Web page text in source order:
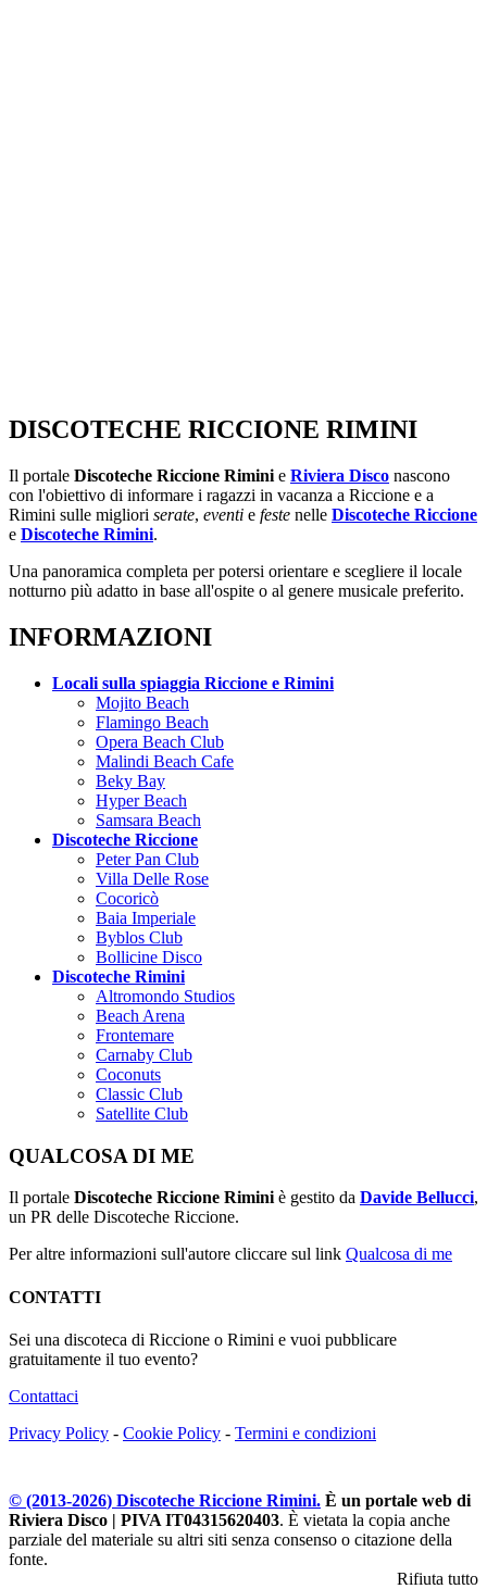
DISCOTECHE RICCIONE RIMINI
Il portale Discoteche Riccione Rimini e Riviera Disco nascono
con l'obiettivo di informare i ragazzi in vacanza a Riccione e a
Rimini sulle migliori serate, eventi e feste nelle Discoteche Riccione
e Discoteche Rimini.
Una panoramica completa per potersi orientare e scegliere il locale
notturno più adatto in base all'ospite o al genere musicale preferito.
INFORMAZIONI
Locali sulla spiaggia Riccione e Rimini
Mojito Beach
Flamingo Beach
Opera Beach Club
Malindi Beach Cafe
Beky Bay
Hyper Beach
Samsara Beach
Discoteche Riccione
Peter Pan Club
Villa Delle Rose
Cocoricò
Baia Imperiale
Byblos Club
Bollicine Disco
Discoteche Rimini
Altromondo Studios
Beach Arena
Frontemare
Carnaby Club
Coconuts
Classic Club
Satellite Club
QUALCOSA DI ME
Il portale Discoteche Riccione Rimini è gestito da Davide Bellucci,
un PR delle Discoteche Riccione.
Per altre informazioni sull'autore cliccare sul link Qualcosa di me
CONTATTI
Sei una discoteca di Riccione o Rimini e vuoi pubblicare
gratuitamente il tuo evento?
Contattaci
Privacy Policy - Cookie Policy - Termini e condizioni
© (2013-2026) Discoteche Riccione Rimini. È un portale web di
Riviera Disco | PIVA IT04315620403. È vietata la copia anche
parziale del materiale su altri siti senza consenso o citazione della
fonte.
Rifiuta tutto